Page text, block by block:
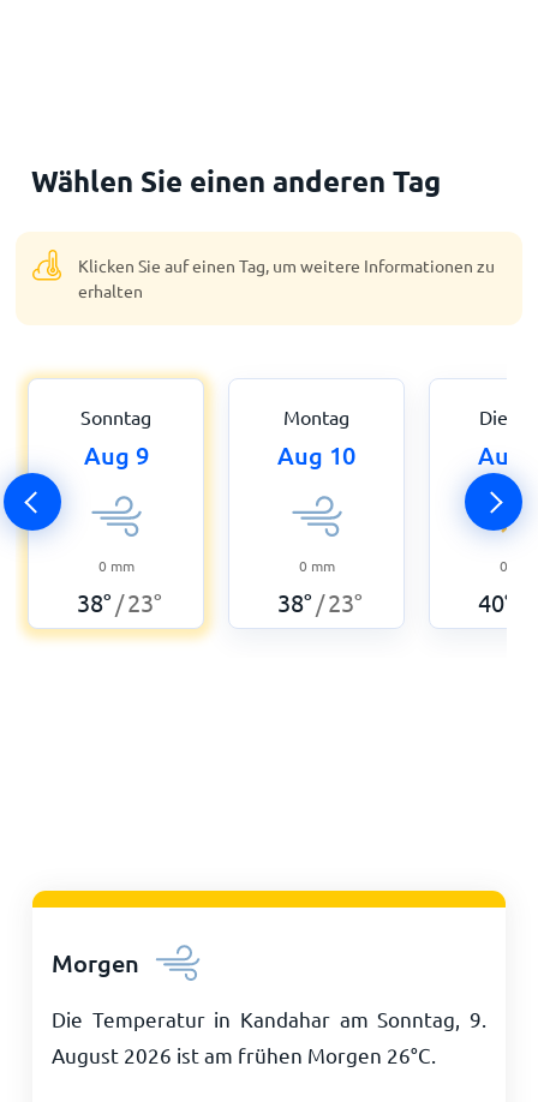
Wählen Sie einen anderen Tag
Klicken Sie auf einen Tag, um weitere Informationen zu
erhalten
Sonntag
Aug 9
0 mm
38° /23°
Montag
Aug 10
0 mm
38° /23°
Aug
0
40°
Morgen
Die Temperatur in Kandahar am Sonntag, 9.
August 2026 ist am frühen Morgen 26°C